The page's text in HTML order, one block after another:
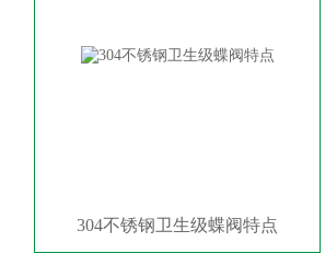
304不锈钢卫生级蝶阀特点